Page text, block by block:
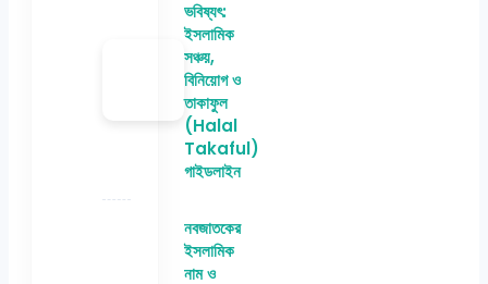
ভবিষ্যৎ:
ইসলামিক
সঞ্চয়,
বিনিয়োগ ও
তাকাফুল
(Halal
Takaful)
গাইডলাইন
নবজাতকের
ইসলামিক
নাম ও